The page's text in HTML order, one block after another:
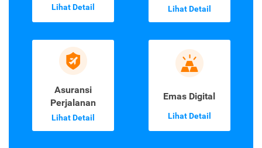
Lihat Detail Lihat Detail
Asuransi
Perjalanan
Lihat Detail
Emas Digital
Lihat Detail